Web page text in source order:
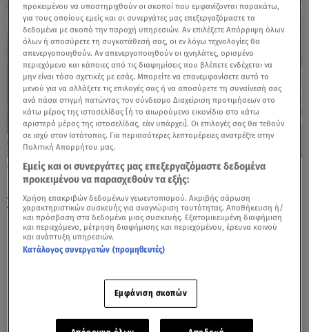
28.12.23, 15:23
Επιστρέφουν οι μάσκες στους εσωτερικούς
χώρους
προκειμένου να υποστηριχθούν οι σκοποί που εμφανίζονται παρακάτω,
για τους οποίους εμείς και οι συνεργάτες μας επεξεργαζόμαστε τα
δεδομένα με σκοπό την παροχή υπηρεσιών. Αν επιλέξετε Απόρριψη όλων
όλων ή αποσύρετε τη συγκατάθεσή σας, οι εν λόγω τεχνολογίες θα
απενεργοποιηθούν. Αν απενεργοποιηθούν οι ιχνηλάτες, ορισμένο
περιεχόμενο και κάποιες από τις διαφημίσεις που βλέπετε ενδέχεται να
μην είναι τόσο σχετικές με εσάς. Μπορείτε να επανεμφανίσετε αυτό το
μενού για να αλλάξετε τις επιλογές σας ή να αποσύρετε τη συναίνεσή σας
ανά πάσα στιγμή πατώντας τον σύνδεσμο Διαχείριση προτιμήσεων στο
κάτω μέρος της ιστοσελίδας [ή το αιωρούμενο εικονίδιο στο κάτω
αριστερό μέρος της ιστοσελίδας, εάν υπάρχει]. Οι επιλογές σας θα τεθούν
σε ισχύ στον Ιστότοπος. Για περισσότερες λεπτομέρειες ανατρέξτε στην
Πολιτική Απορρήτου μας.
Εμείς και οι συνεργάτες μας επεξεργαζόμαστε δεδομένα
προκειμένου να παρασχεθούν τα εξής:
Χρήση επακριβών δεδομένων γεωεντοπισμού. Ακριβής σάρωση
χαρακτηριστικών συσκευής για αναγνώριση ταυτότητας. Αποθήκευση ή/
και πρόσβαση στα δεδομένα μιας συσκευής. Εξατομικευμένη διαφήμιση
και περιεχόμενο, μέτρηση διαφήμισης και περιεχομένου, έρευνα κοινού
και ανάπτυξη υπηρεσιών.
Κατάλογος συνεργατών (προμηθευτές)
Εμφάνιση σκοπών